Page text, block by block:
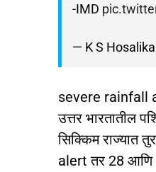
-IMD
— K S
severe rainfall
उत्तर भारतातील
सिक्किम राज्यात
alert तर 28 आणि